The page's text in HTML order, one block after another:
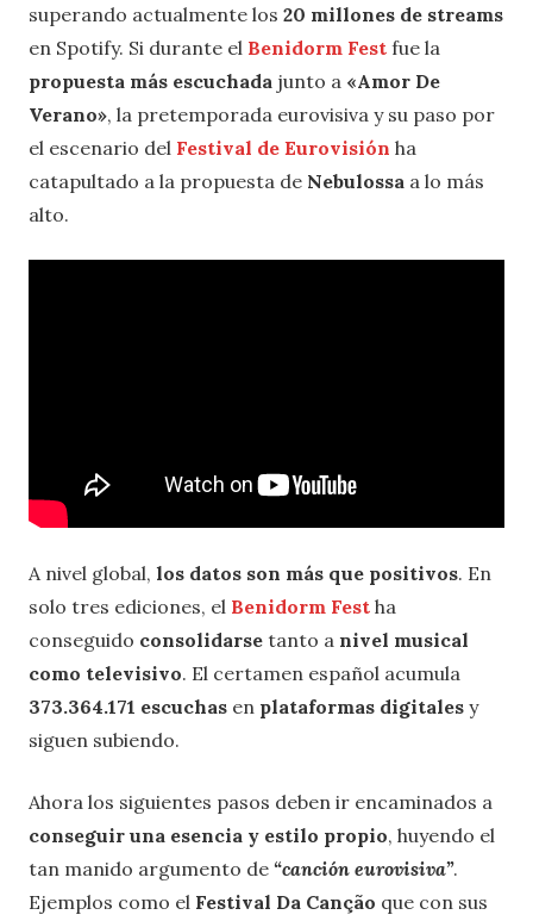
superando actualmente los 20 millones de streams
en Spotify. Si durante el Benidorm Fest fue la
propuesta más escuchada junto a «Amor De
Verano», la pretemporada eurovisiva y su paso por
el escenario del Festival de Eurovisión ha
catapultado a la propuesta de Nebulossa a lo más
alto.
A nivel global, los datos son más que positivos. En
solo tres ediciones, el Benidorm Fest ha
conseguido consolidarse tanto a nivel musical
como televisivo. El certamen español acumula
373.364.171 escuchas en plataformas digitales y
siguen subiendo.
Ahora los siguientes pasos deben ir encaminados a
conseguir una esencia y estilo propio, huyendo el
tan manido argumento de “canción eurovisiva”.
Ejemplos como el Festival Da Canção que con sus